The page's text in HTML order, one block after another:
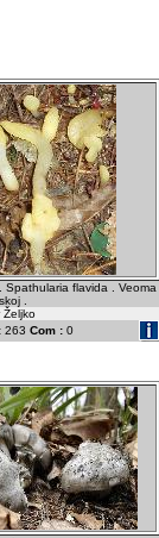
Spathularia flavida . Veoma
.
Željko
263 Com : 0